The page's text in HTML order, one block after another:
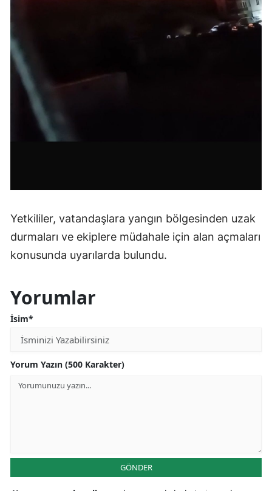
Yetkililer, vatandaşlara yangın bölgesinden uzak
durmaları ve ekiplere müdahale için alan açmaları
konusunda uyarılarda bulundu.
Yorumlar
İsim*
Yorum Yazın (500 Karakter)
GÖNDER